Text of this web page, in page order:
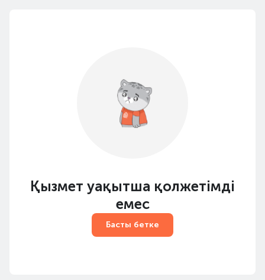
Қызмет уақытша қолжетімді
емес
Басты бетке